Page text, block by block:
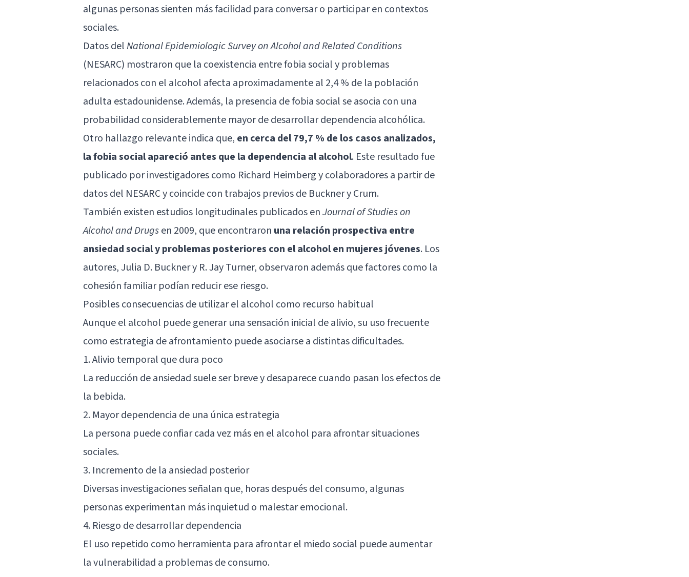
algunas personas sienten más facilidad para conversar o participar en contextos
sociales.
Datos delNational Epidemiologic Survey on Alcohol and Related Conditions
(NESARC) mostraron que la coexistencia entre fobia social y problemas
relacionados con el alcohol afecta aproximadamente al 2,4 % de la población
adulta estadounidense. Además, la presencia de fobia social se asocia con una
probabilidad considerablemente mayor de desarrollar dependencia alcohólica.
Otro hallazgo relevante indica que, en cerca del 79,7 % de los casos analizados,
la fobia social apareció antes que la dependencia al alcohol. Este resultado fue
publicado por investigadores como Richard Heimberg y colaboradores a partir de
datos del NESARC y coincide con trabajos previos de Buckner y Crum.
También existen estudios longitudinales publicados enJournal of Studies on
Alcohol and Drugsen 2009, que encontraron una relación prospectiva entre
ansiedad social y problemas posteriores con el alcohol en mujeres jóvenes. Los
autores, Julia D. Buckner y R. Jay Turner, observaron además que factores como la
cohesión familiar podían reducir ese riesgo.
Posibles consecuencias de utilizar el alcohol como recurso habitual
Aunque el alcohol puede generar una sensación inicial de alivio, su uso frecuente
como estrategia de afrontamiento puede asociarse a distintas dificultades.
1. Alivio temporal que dura poco
La reducción de ansiedad suele ser breve y desaparece cuando pasan los efectos de
la bebida.
2. Mayor dependencia de una única estrategia
La persona puede confiar cada vez más en el alcohol para afrontar situaciones
sociales.
3. Incremento de la ansiedad posterior
Diversas investigaciones señalan que, horas después del consumo, algunas
personas experimentan más inquietud o malestar emocional.
4. Riesgo de desarrollar dependencia
El uso repetido como herramienta para afrontar el miedo social puede aumentar
la vulnerabilidad a problemas de consumo.